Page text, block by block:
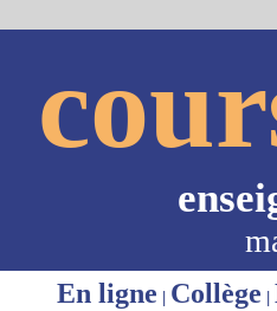
En ligne | Collège |